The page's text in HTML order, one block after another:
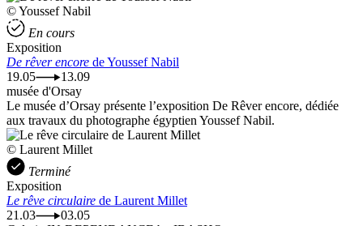
© Youssef Nabil
En cours
Exposition
De rêver encore de Youssef Nabil
19.05
13.09
musée d'Orsay
Le musée d’Orsay présente l’exposition De Rêver encore, dédiée
aux travaux du photographe égyptien Youssef Nabil.
© Laurent Millet
Terminé
Exposition
Le rêve circulaire de Laurent Millet
21.03
03.05